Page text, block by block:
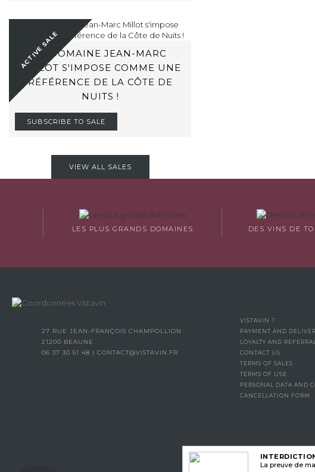
LE DOMAINE JEAN-MARC
MILLOT S'IMPOSE COMME UNE
RÉFÉRENCE DE LA CÔTE DE
NUITS !
SUBSCRIBE TO SALE
ACTIVE SALE
VIEW ALL SALES
LES PLUS GRANDS DOMAINES DES VINS DE
27 RUE JEAN-FRANÇOIS CHAMPOLLION
21200 BEAUNE
06 37 30 51 48 | CONTACT@VISTAVIN.FR
VISTAVIN ?
PAYMENT AND
LOYALTY AND
CONTACT US
TERMS OF SALES
TERMS OF USE
PERSONAL DATA AND
CANCELLATION FORM
La preuve de